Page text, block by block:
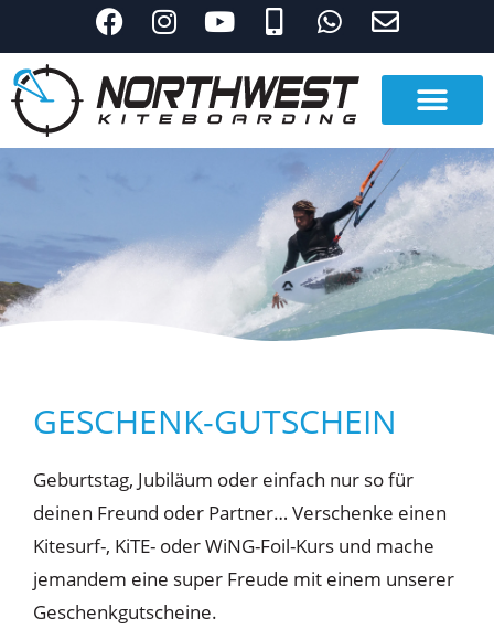
GESCHENK-GUTSCHEIN
Geburtstag, Jubiläum oder einfach nur so für
deinen Freund oder Partner… Verschenke einen
Kitesurf-, KiTE- oder WiNG-Foil-Kurs und mache
jemandem eine super Freude mit einem unserer
Geschenkgutscheine.